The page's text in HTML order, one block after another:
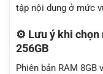
tập nội dung ở mức
⚙️ Lưu ý khi chọn
256GB
Phiên bản RAM 8GB